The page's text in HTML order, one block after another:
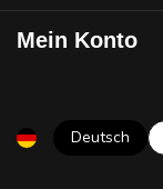
Mein Konto
Deutsch